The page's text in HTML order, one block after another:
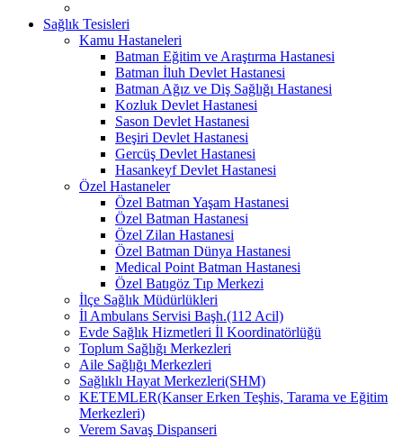
Sağlık Tesisleri
Kamu Hastaneleri
Batman Eğitim ve Araştırma Hastanesi
Batman İluh Devlet Hastanesi
Batman Ağız ve Diş Sağlığı Hastanesi
Kozluk Devlet Hastanesi
Sason Devlet Hastanesi
Beşiri Devlet Hastanesi
Gercüş Devlet Hastanesi
Hasankeyf Devlet Hastanesi
Özel Hastaneler
Özel Batman Yaşam Hastanesi
Özel Batman Hastanesi
Özel Zilan Hastanesi
Özel Batman Dünya Hastanesi
Medical Point Batman Hastanesi
Özel Batıgöz Tıp Merkezi
İlçe Sağlık Müdürlükleri
İl Ambulans Servisi Başh.(112 Acil)
Evde Sağlık Hizmetleri İl Koordinatörlüğü
Toplum Sağlığı Merkezleri
Aile Sağlığı Merkezleri
Sağlıklı Hayat Merkezleri(SHM)
KETEMLER(Kanser Erken Teşhis, Tarama ve Eğitim
Merkezleri)
Verem Savaş Dispanseri